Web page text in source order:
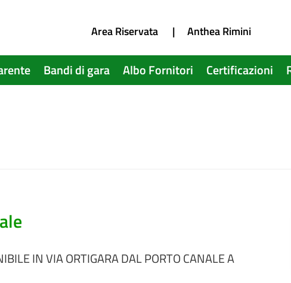
Area Riservata | Anthea Rimini
Bandi di gara Albo Fornitori Certificazioni
IN VIA ORTIGARA DAL PORTO CANALE A